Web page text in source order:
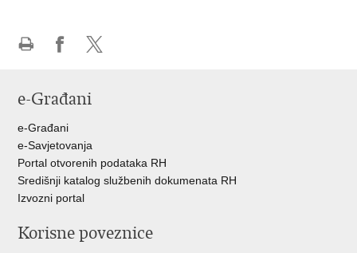
FacebookuTwitteru
e-Građani
e-Građani
e-Savjetovanja
Portal otvorenih podataka RH
Središnji katalog službenih dokumenata RH
Izvozni portal
Korisne poveznice